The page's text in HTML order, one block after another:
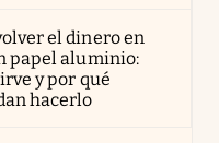
el dinero en
papel aluminio:
y por qué
hacerlo